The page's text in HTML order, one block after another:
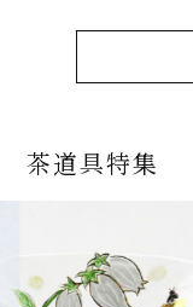
茶道具特集